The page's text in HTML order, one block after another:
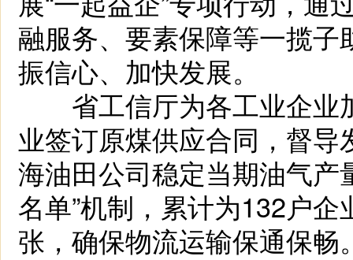
融服务、要素保障等一揽
振信心、加快发展。
省工信厅为各工业企业
业签订原煤供应合同，督
海油田公司稳定当期油气产
名单”机制，累计为132户
张，确保物流运输保通保畅